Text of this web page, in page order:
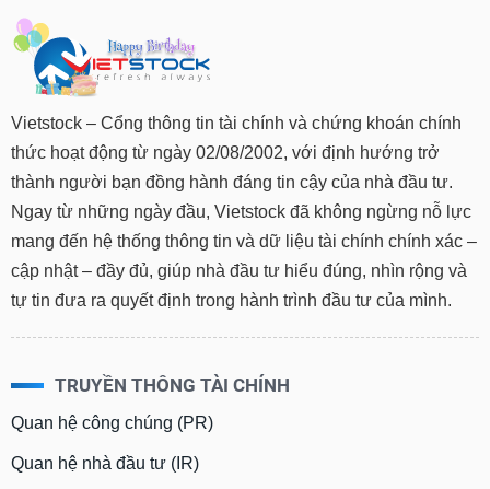
Vietstock – Cổng thông tin tài chính và chứng khoán chính
thức hoạt động từ ngày 02/08/2002, với định hướng trở
thành người bạn đồng hành đáng tin cậy của nhà đầu tư.
Ngay từ những ngày đầu, Vietstock đã không ngừng nỗ lực
mang đến hệ thống thông tin và dữ liệu tài chính chính xác –
cập nhật – đầy đủ, giúp nhà đầu tư hiểu đúng, nhìn rộng và
tự tin đưa ra quyết định trong hành trình đầu tư của mình.
TRUYỀN THÔNG TÀI CHÍNH
Quan hệ công chúng (PR)
Quan hệ nhà đầu tư (IR)